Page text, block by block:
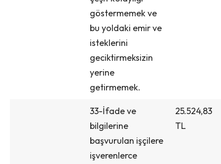
göstermemek ve
bu yoldaki emir ve
isteklerini
geciktirmeksizin
yerine
getirmemek.
33-İfade ve
bilgilerine
başvurulan işçilere
işverenlerce
25.524,83
TL